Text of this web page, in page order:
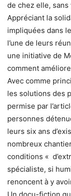
de chez elle,
Appréciant la
impliquées dans
l’une de leurs
une initiative de
comment
Avec comme
les solutions des
permise par
personnes
leurs six ans
nombreux
conditions «
spécialiste, si
renoncent à y